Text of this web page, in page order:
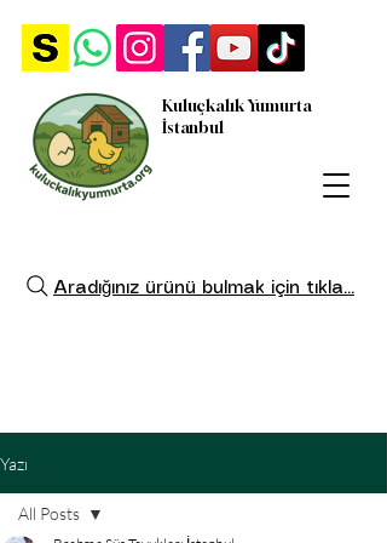
Kuluçkalık Yumurta
İstanbul
Aradığınız ürünü bulmak için tıkla...
Yazı
All Posts